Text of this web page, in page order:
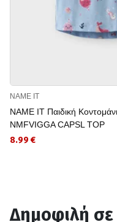
NAME IT
NAME IT Παιδική
NMFVIGGA CAPSL TOP
8.99 €
Δημοφιλή